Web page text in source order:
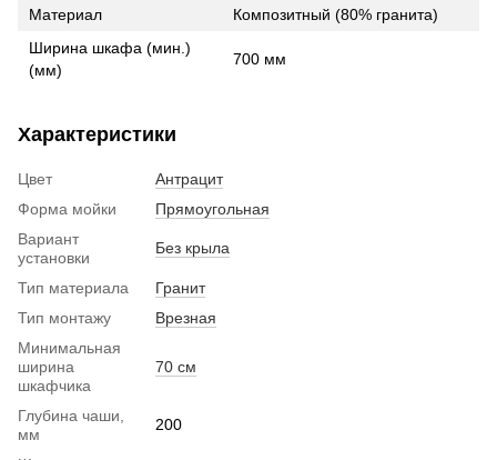
Материал
Композитный (80% гранита)
Ширина шкафа (мин.)
(мм)
700 мм
Характеристики
Цвет
Антрацит
Форма мойки
Прямоугольная
Вариант
установки
Без крыла
Тип материала
Гранит
Тип монтажу
Врезная
Минимальная
ширина
шкафчика
70 см
Глубина чаши,
мм
200